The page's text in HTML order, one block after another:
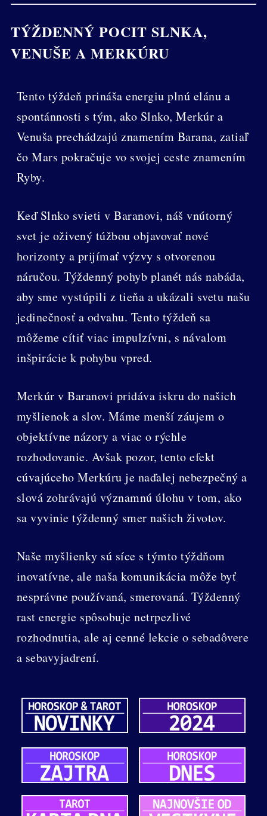
TÝŽDENNÝ POCIT SLNKA,
VENUŠE A MERKÚRU
Tento týždeň prináša energiu plnú elánu a
spontánnosti s tým, ako Slnko, Merkúr a
Venuša prechádzajú znamením Barana, zatiaľ
čo Mars pokračuje vo svojej ceste znamením
Ryby.
Keď Slnko svieti v Baranovi, náš vnútorný
svet je oživený túžbou objavovať nové
horizonty a prijímať výzvy s otvorenou
náručou. Týždenný pohyb planét nás nabáda,
aby sme vystúpili z tieňa a ukázali svetu našu
jedinečnosť a odvahu. Tento týždeň sa
môžeme cítiť viac impulzívni, s návalom
inšpirácie k pohybu vpred.
Merkúr v Baranovi pridáva iskru do našich
myšlienok a slov. Máme menší záujem o
objektívne názory a viac o rýchle
rozhodovanie. Avšak pozor, tento efekt
cúvajúceho Merkúru je naďalej nebezpečný a
slová zohrávajú významnú úlohu v tom, ako
sa vyvinie týždenný smer našich životov.
Naše myšlienky sú síce s týmto týždňom
inovatívne, ale naša komunikácia môže byť
nesprávne používaná, smerovaná. Týždenný
rast energie spôsobuje netrpezlivé
rozhodnutia, ale aj cenné lekcie o sebadôvere
a sebavyjadrení.